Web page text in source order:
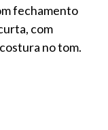
fechamento
com
no tom.